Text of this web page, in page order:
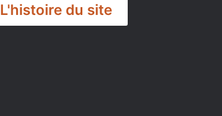
L'histoire du site